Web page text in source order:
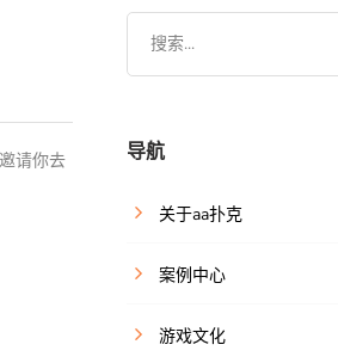
请你去
搜索...
导航
关于aa扑克
案例中心
游戏文化